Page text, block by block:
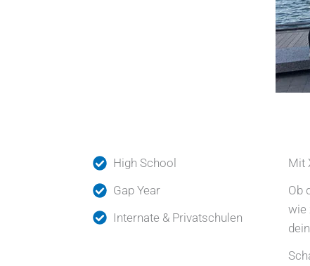
High School
Gap Year
Internate & Privatschulen
Mit
Ob
wie